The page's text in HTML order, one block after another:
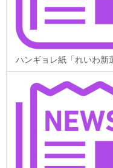
ハンギョレ紙「れいわ新